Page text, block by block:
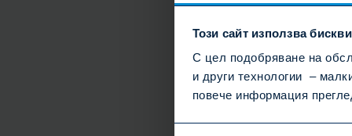
Този сайт използва
С цел подобряване на
и други технологии –
повече информация